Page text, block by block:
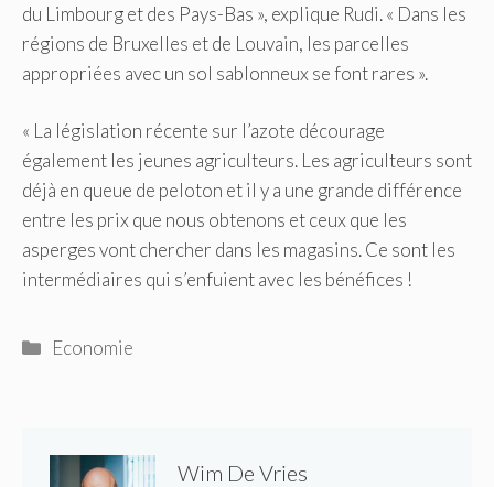
du Limbourg et des Pays-Bas », explique Rudi.« Dans les
régions de Bruxelles et de Louvain, les parcelles
appropriées avec un sol sablonneux se font rares ».
« La législation récente sur l’azote décourage
également les jeunes agriculteurs. Les agriculteurs sont
déjà en queue de peloton et il y a une grande différence
entre les prix que nous obtenons et ceux que les
asperges vont chercher dans les magasins.Ce sont les
intermédiaires qui s’enfuient avec les bénéfices !
Catégories
Economie
Wim De Vries